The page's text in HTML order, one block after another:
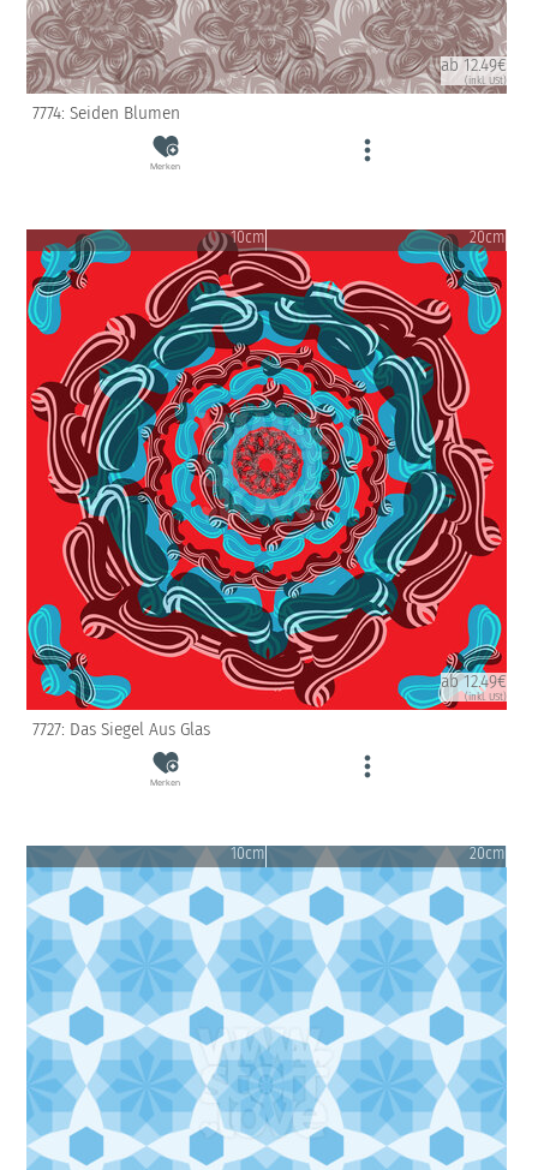
ab 12.49€
(inkl. USt)
7774: Seiden Blumen
Merken
10cm 20cm
ab 12.49€
(inkl. USt)
7727: Das Siegel Aus Glas
Merken
10cm 20cm